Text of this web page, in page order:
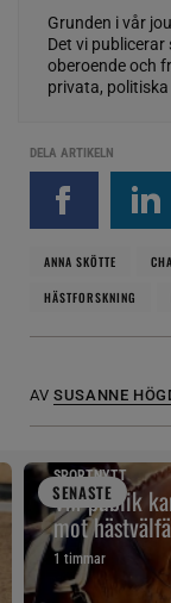
Grunden i vår
Det vi
oberoende och
privata,
DELA ARTIKELN
ANNA SKÖTTE
HÄSTFORSKNING
AV SUSANNE
SENASTE
SPORTNYTT
VM-publik
mot
1 timmar